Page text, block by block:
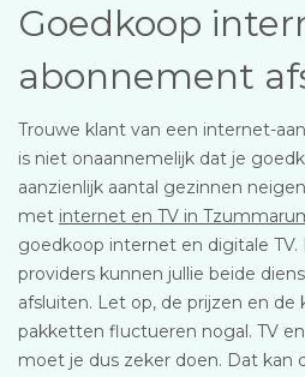
Goedkoop
abonnement
Trouwe klant van een internet-
is niet onaannemelijk dat je
aanzienlijk aantal gezinnen
met internet en TV in
goedkoop internet en digitale TV.
providers kunnen jullie beide
afsluiten. Let op, de prijzen en de
pakketten fluctueren nogal. TV
moet je dus zeker doen. Dat kan